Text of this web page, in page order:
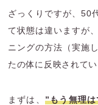
ざっくりですが、50
て状態は違いますが
ニングの方法（実施
たの体に反映されてい
まずは、 ”もう無理